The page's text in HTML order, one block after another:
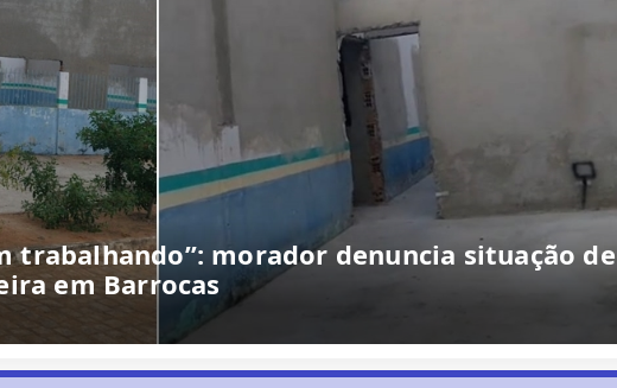
trabalhando”: morador denuncia situação de
em Barrocas